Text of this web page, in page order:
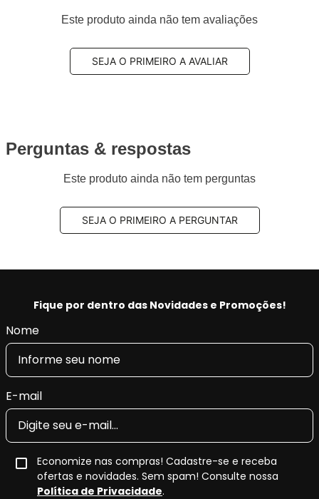
Este produto ainda não tem avaliações
SEJA O PRIMEIRO A AVALIAR
Perguntas & respostas
Este produto ainda não tem perguntas
SEJA O PRIMEIRO A PERGUNTAR
Fique por dentro das Novidades e Promoções!
Nome
E-mail
Economize nas compras! Cadastre-se e receba
ofertas e novidades. Sem spam! Consulte nossa
Política de Privacidade.